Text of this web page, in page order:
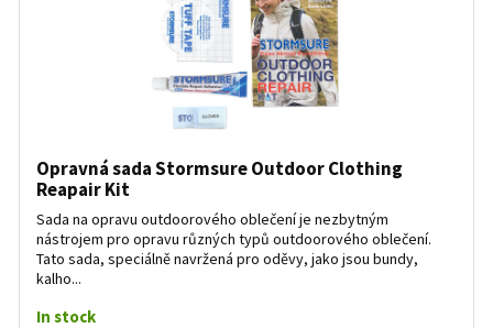
Opravná sada Stormsure Outdoor Clothing
Reapair Kit
Sada na opravu outdoorového oblečení je nezbytným
nástrojem pro opravu různých typů outdoorového oblečení.
Tato sada, speciálně navržená pro oděvy, jako jsou bundy,
kalho...
In stock